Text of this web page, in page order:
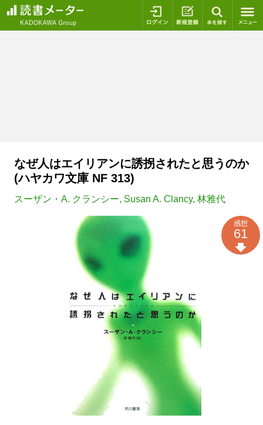
ログイン 新規登録
なぜ人はエイリアンに誘拐されたと思うのか
(ハヤカワ文庫 NF 313)
スーザン・A. クランシー, Susan A. Clancy, 林雅代
感想
61